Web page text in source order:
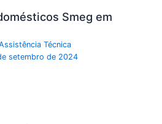
Smeg em
Técnica
setembro de 2024